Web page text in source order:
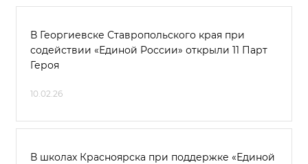
В Георгиевске Ставропольского края при
содействии «Единой России» открыли 11 Парт
Героя
10.02.26
В школах Красноярска при поддержке «Единой